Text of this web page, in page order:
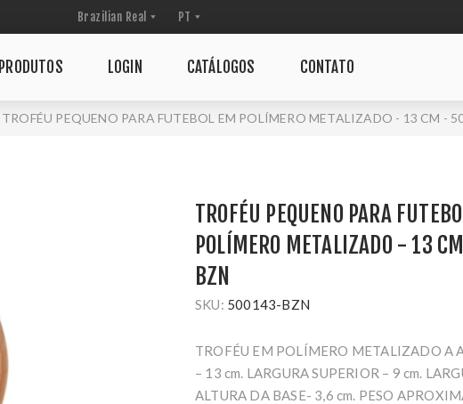
PRODUTOS LOGIN CATÁLOGOS CONTATO
TROFÉU PEQUENO PARA FUTEBOL EM POLÍMERO METALIZADO - 13 CM -
TROFÉU PEQUENO PARA
POLÍMERO METALIZADO - 13
BZN
SKU: 500143-BZN
TROFÉU EM POLÍMERO METALIZADO A
– 13 cm. LARGURA SUPERIOR – 9 cm.
ALTURA DA BASE- 3,6 cm. PESO